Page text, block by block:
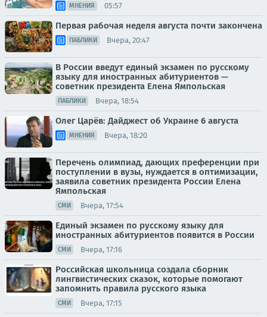
МНЕНИЯ 05:57
Первая рабочая неделя августа почти закончена
ПАБЛИКИ Вчера, 20:47
В России введут единый экзамен по русскому
языку для иностранных абитуриентов —
советник президента Елена Ямпольская
ПАБЛИКИ Вчера, 18:54
Олег Царёв: Дайджест об Украине 6 августа
МНЕНИЯ Вчера, 18:20
Перечень олимпиад, дающих преференции при
поступлении в вузы, нуждается в оптимизации,
заявила советник президента России Елена
Ямпольская
СМИ Вчера, 17:54
Единый экзамен по русскому языку для
иностранных абитуриентов появится в России
СМИ Вчера, 17:16
Российская школьница создала сборник
лингвистических сказок, которые помогают
запомнить правила русского языка
СМИ Вчера, 17:15